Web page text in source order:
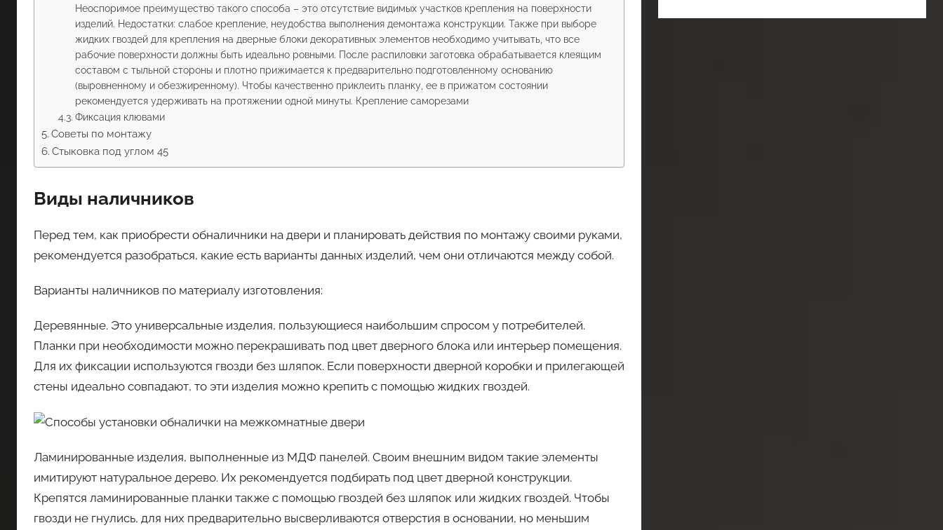
Неоспоримое преимущество такого способа – это отсутствие видимых участков крепления на поверхности
изделий. Недостатки: слабое крепление, неудобства выполнения демонтажа конструкции. Также при выборе
жидких гвоздей для крепления на дверные блоки декоративных элементов необходимо учитывать, что все
рабочие поверхности должны быть идеально ровными. После распиловки заготовка обрабатывается клеящим
составом с тыльной стороны и плотно прижимается к предварительно подготовленному основанию
(выровненному и обезжиренному). Чтобы качественно приклеить планку, ее в прижатом состоянии
рекомендуется удерживать на протяжении одной минуты. Крепление саморезами
Фиксация клювами
Советы по монтажу
Стыковка под углом 45
Виды наличников
Перед тем, как приобрести обналичники на двери и планировать действия по монтажу своими руками,
рекомендуется разобраться, какие есть варианты данных изделий, чем они отличаются между собой.
Варианты наличников по материалу изготовления:
Деревянные. Это универсальные изделия, пользующиеся наибольшим спросом у потребителей.
Планки при необходимости можно перекрашивать под цвет дверного блока или интерьер помещения.
Для их фиксации используются гвозди без шляпок. Если поверхности дверной коробки и прилегающей
стены идеально совпадают, то эти изделия можно крепить с помощью жидких гвоздей.
Ламинированные изделия, выполненные из МДФ панелей. Своим внешним видом такие элементы
имитируют натуральное дерево. Их рекомендуется подбирать под цвет дверной конструкции.
Крепятся ламинированные планки также с помощью гвоздей без шляпок или жидких гвоздей. Чтобы
гвозди не гнулись, для них предварительно высверливаются отверстия в основании, но меньшим